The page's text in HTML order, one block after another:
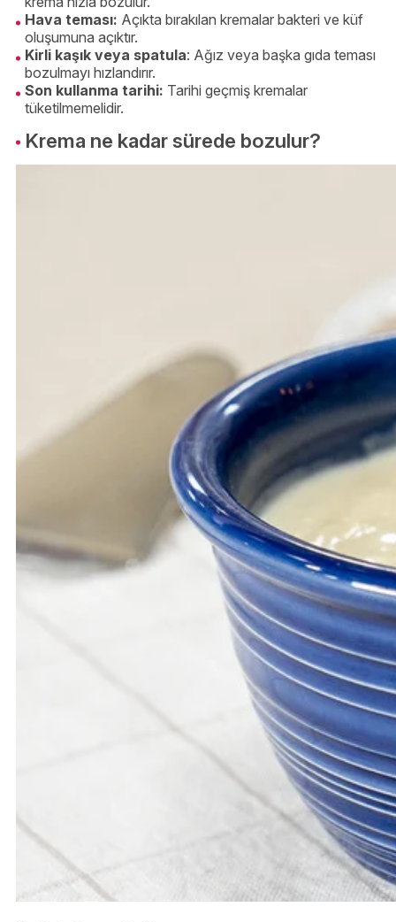
Hava teması: Açıkta bırakılan kremalar bakteri ve küf
oluşumuna açıktır.
Kirli kaşık veya spatula: Ağız veya başka gıda teması
bozulmayı hızlandırır.
Son kullanma tarihi: Tarihi geçmiş kremalar
tüketilmemelidir.
Krema ne kadar sürede bozulur?